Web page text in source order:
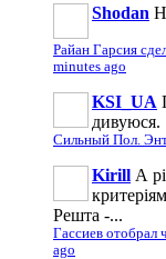
Shodan
Райан Гарсия
minutes ago
KSI_UA
дивуюся.
Сильный Пол.
Kirill А
Решта -...
Гассиев отобрал
ago